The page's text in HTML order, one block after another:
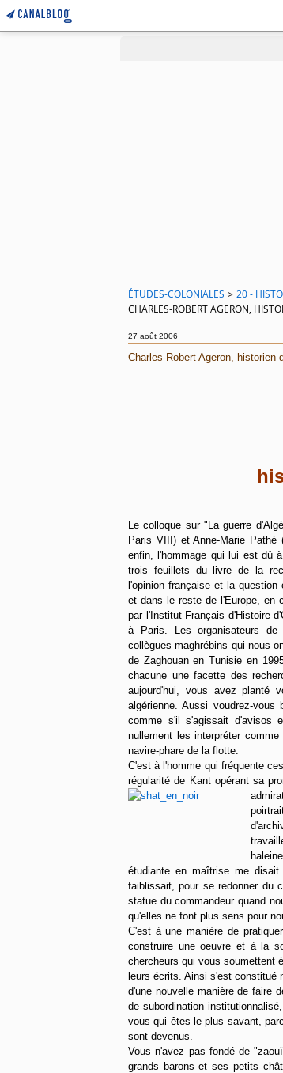
ÉTUDES-COLONIALES > 20 -
CHARLES-ROBERT AGERON,
27 août 2006
Charles-Robert Ageron, historien
Le colloque sur "La guerre
Paris VIII) et Anne-Marie
enfin, l'hommage qui lui est dû
trois feuillets du livre de la
l'opinion française et la
et dans le reste de l'Europe, en
par l'Institut Français d'Histoire
à Paris. Les organisateurs
collègues maghrébins qui nous
de Zaghouan en Tunisie en
chacune une facette des
aujourd'hui, vous avez planté
algérienne. Aussi voudrez-vous
comme s'il s'agissait d'avisos
nullement les interpréter
navire-phare de la flotte.
C'est à l'homme qui fréquente
régularité de Kant opérant sa
étudiante en maîtrise me
faiblissait, pour se redonner du
statue du commandeur quand
qu'elles ne font plus sens pour
C'est à une manière de
construire une oeuvre et à la
chercheurs qui vous soumettent
leurs écrits. Ainsi s'est constitué
d'une nouvelle manière de faire
de subordination
vous qui êtes le plus savant,
sont devenus.
Vous n'avez pas fondé de
grands barons et ses petits